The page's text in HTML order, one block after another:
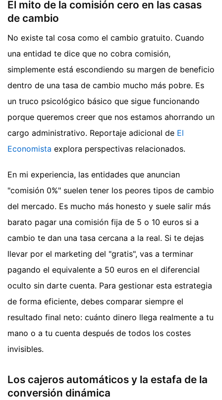
El mito de la comisión cero en las casas
de cambio
No existe tal cosa como el cambio gratuito. Cuando
una entidad te dice que no cobra comisión,
simplemente está escondiendo su margen de beneficio
dentro de una tasa de cambio mucho más pobre. Es
un truco psicológico básico que sigue funcionando
porque queremos creer que nos estamos ahorrando un
cargo administrativo. Reportaje adicional de El
Economista explora perspectivas relacionados.
En mi experiencia, las entidades que anuncian
"comisión 0%" suelen tener los peores tipos de cambio
del mercado. Es mucho más honesto y suele salir más
barato pagar una comisión fija de 5 o 10 euros si a
cambio te dan una tasa cercana a la real. Si te dejas
llevar por el marketing del "gratis", vas a terminar
pagando el equivalente a 50 euros en el diferencial
oculto sin darte cuenta. Para gestionar esta estrategia
de forma eficiente, debes comparar siempre el
resultado final neto: cuánto dinero llega realmente a tu
mano o a tu cuenta después de todos los costes
invisibles.
Los cajeros automáticos y la estafa de la
conversión dinámica